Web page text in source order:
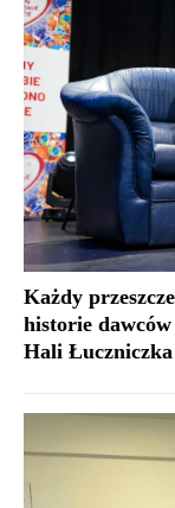
Każdy
historie
Hali Łuczniczka